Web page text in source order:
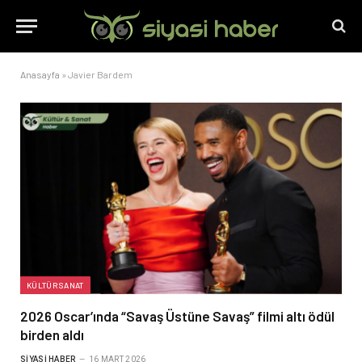
Anasayfa » Javier Bardem
KÜLTÜR SANAT
2026 Oscar’ında “Savaş Üstüne Savaş” filmi altı ödül
birden aldı
SIYASI HABER 16 MART 2026